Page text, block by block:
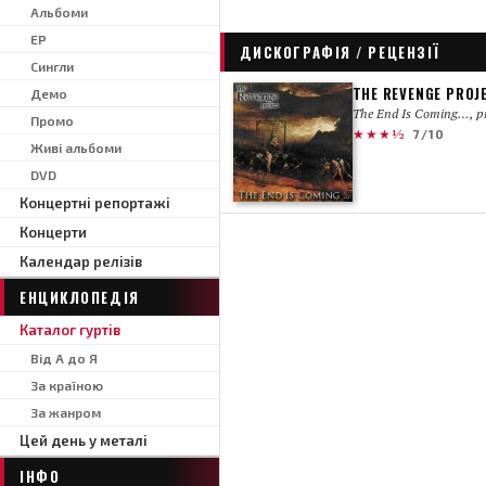
Альбоми
EP
Сингли
Демо
Промо
Живі альбоми
DVD
Концертні репортажі
Концерти
Календар релізів
ЕНЦИКЛОПЕДІЯ
Каталог гуртів
Від А до Я
За країною
За жанром
Цей день у металі
ІНФО
ДИСКОГРАФІЯ / РЕЦЕНЗІЇ
THE REVENGE
The End Is Coming…,
★★★½
7/10